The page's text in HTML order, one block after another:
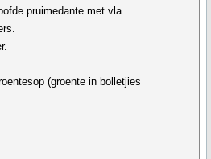
pruimedante met vla.
(groente in bolletjies